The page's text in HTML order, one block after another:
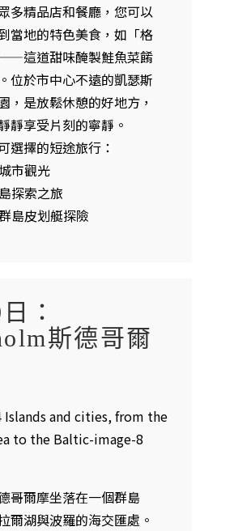
多精品店和餐廳，您可以
當地的特色美食，如「格
這道甜味醃製鮭魚菜餚
位於市中心不遠的凱瑟斯
，是放鬆休憩的好地方，
靜享受片刻的寧靜。
選擇的短途旅行：
市觀光
探索之旅
島皮划艇探險
：
斯德哥爾
哥爾摩坐落在一個群島
爾湖與波羅的海交匯處。